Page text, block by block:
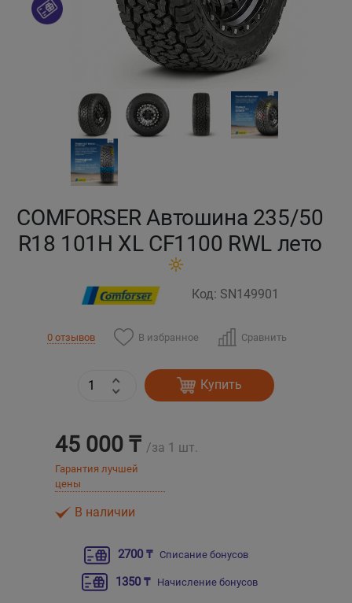
COMFORSER Автошина 235/50
R18 101H XL CF1100 RWL лето
Код: SN149901
0 отзывов В избранное Сравнить
Купить
45 000 ₸ /за 1 шт.
Гарантия лучшей
цены
В наличии
2700 ₸ Списание бонусов
1350 ₸ Начисление бонусов
Кокшетау
Кызылорда
Петропавловск
Семей
Темиртау
Шымкент
Экибастуз